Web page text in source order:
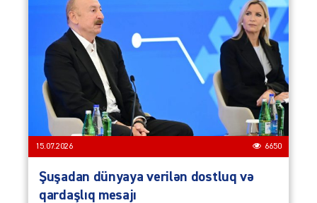
15.07.2026 6650
Şuşadan dünyaya verilən dostluq və
qardaşlıq mesajı